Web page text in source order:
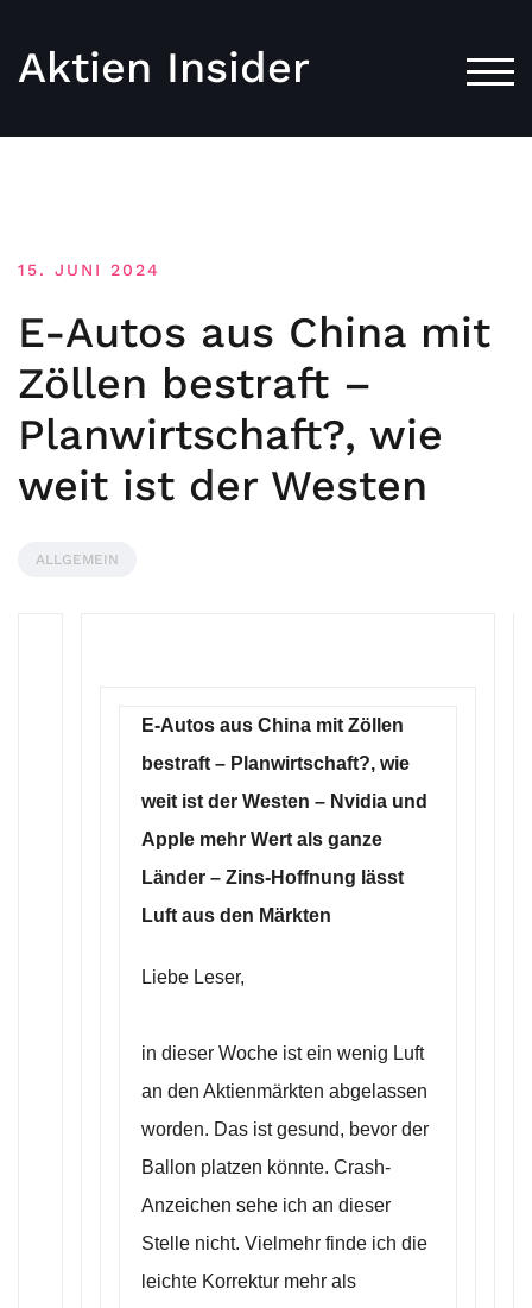
Aktien Insider
15. JUNI 2024
E-Autos aus China mit
Zöllen bestraft –
Planwirtschaft?, wie
weit ist der Westen
ALLGEMEIN
E-Autos aus China mit Zöllen
bestraft – Planwirtschaft?, wie
weit ist der Westen – Nvidia und
Apple mehr Wert als ganze
Länder – Zins-Hoffnung lässt
Luft aus den Märkten
Liebe Leser,
in dieser Woche ist ein wenig Luft
an den Aktienmärkten abgelassen
worden. Das ist gesund, bevor der
Ballon platzen könnte. Crash-
Anzeichen sehe ich an dieser
Stelle nicht. Vielmehr finde ich die
leichte Korrektur mehr als